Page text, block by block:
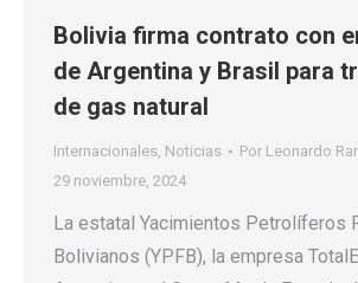
Bolivia firma contrato con
de Argentina y Brasil para
de gas natural
Internacionales, Noticias Por Leonardo
29 noviembre, 2024
La estatal Yacimientos Petrolíferos
Bolivianos (YPFB), la empresa